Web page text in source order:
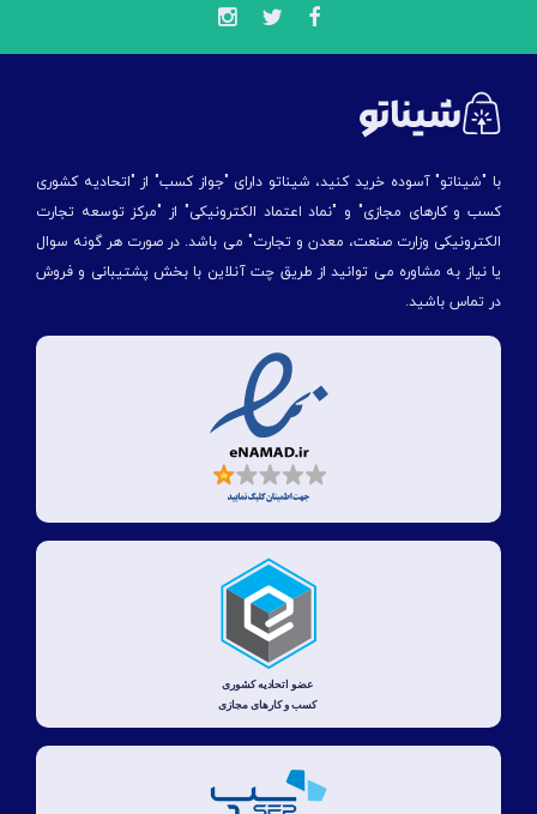
با "شیناتو" آسوده خرید کنید، شیناتو دارای "جواز کسب" از "اتحادیه کشوری
کسب و کارهای مجازی" و "نماد اعتماد الکترونیکی" از "مركز توسعه تجارت
الكترونیكی وزارت صنعت، معدن و تجارت" می باشد. در صورت هر گونه سوال
یا نیاز به مشاوره می توانید از طریق چت آنلاین با بخش پشتیبانی و فروش
در تماس باشید.